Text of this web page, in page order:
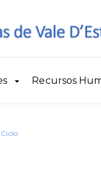
Recursos